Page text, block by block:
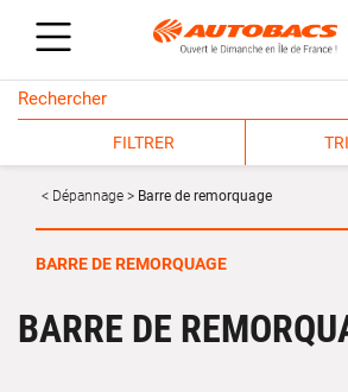
FILTRER
Dépannage Barre de remorquage
BARRE DE REMORQUAGE
BARRE DE